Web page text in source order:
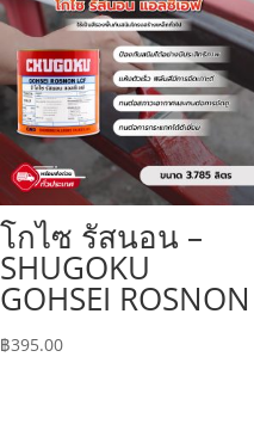
โกไซ รัสนอน –
SHUGOKU
GOHSEI ROSNON
฿395.00